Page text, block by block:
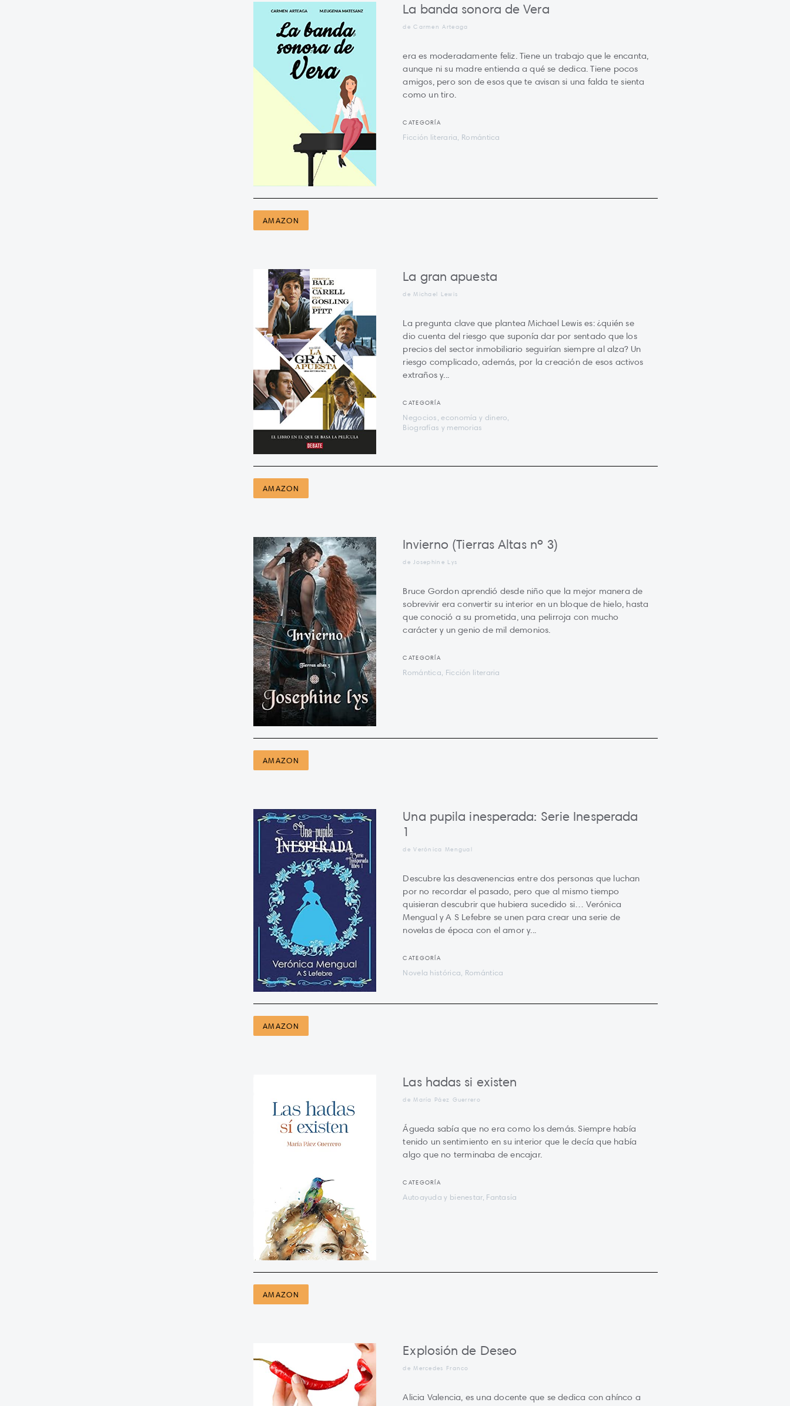
La banda sonora de Vera
de Carmen Arteaga
era es moderadamente feliz. Tiene un trabajo que le encanta,
aunque ni su madre entienda a qué se dedica. Tiene pocos
amigos, pero son de esos que te avisan si una falda te sienta
como un tiro.
CATEGORÍA
Ficción literaria, Romántica
AMAZON
La gran apuesta
de Michael Lewis
La pregunta clave que plantea Michael Lewis es: ¿quién se
dio cuenta del riesgo que suponía dar por sentado que los
precios del sector inmobiliario seguirían siempre al alza? Un
riesgo complicado, además, por la creación de esos activos
extraños y...
CATEGORÍA
Negocios, economía y dinero,
Biografías y memorias
AMAZON
Invierno (Tierras Altas nº 3)
de Josephine Lys
Bruce Gordon aprendió desde niño que la mejor manera de
sobrevivir era convertir su interior en un bloque de hielo, hasta
que conoció a su prometida, una pelirroja con mucho
carácter y un genio de mil demonios.
CATEGORÍA
Romántica, Ficción literaria
AMAZON
Una pupila inesperada: Serie Inesperada
1
de Verónica Mengual
Descubre las desavenencias entre dos personas que luchan
por no recordar el pasado, pero que al mismo tiempo
quisieran descubrir que hubiera sucedido si… Verónica
Mengual y A S Lefebre se unen para crear una serie de
novelas de época con el amor y...
CATEGORÍA
Novela histórica, Romántica
AMAZON
Las hadas si existen
de María Páez Guerrero
Águeda sabía que no era como los demás. Siempre había
tenido un sentimiento en su interior que le decía que había
algo que no terminaba de encajar.
CATEGORÍA
Autoayuda y bienestar, Fantasía
AMAZON
Explosión de Deseo
de Mercedes Franco
Alicia Valencia, es una docente que se dedica con ahínco a